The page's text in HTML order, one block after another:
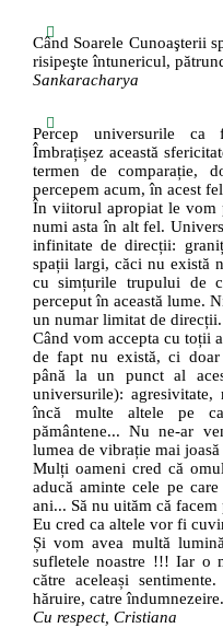
Când Soarele Cunoaşterii
risipeşte întunericul,
Sankaracharya
Percep universurile ca
Îmbrațișez această
termen de comparație,
percepem acum, în acest
În viitorul apropiat le vom
numi asta în alt fel.
infinitate de direcții:
spații largi, căci nu există
cu simțurile trupului de
perceput în această lume.
un numar limitat de direcții.
Când vom accepta cu toții
de fapt nu există, ci doar
până la un punct al
universurile): agresivitate,
încă multe altele pe
pământene... Nu ne-ar
lumea de vibrație mai
Mulți oameni cred că
aducă aminte cele pe
ani... Să nu uităm că
Eu cred ca altele vor fi
Și vom avea multă
sufletele noastre !!! Iar o
către aceleași
hăruire, catre
Cu respect, Cristiana